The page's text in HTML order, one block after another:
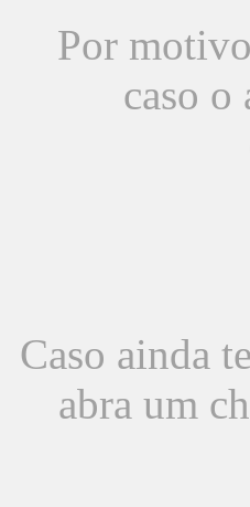
Por
caso o
Caso ainda
abra um